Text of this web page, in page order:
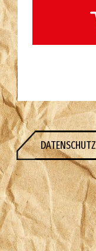
DATENSCHUTZ